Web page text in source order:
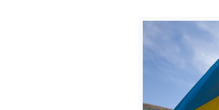
إسرائيلية على جنوب لبنان ومقتل جنديين إسرائيليين
وإسقاط 1,1 ألف مسيرة معادية خلال يوم
إلى السعودية في زيارة "تتجاوز أزمات" المنطقة